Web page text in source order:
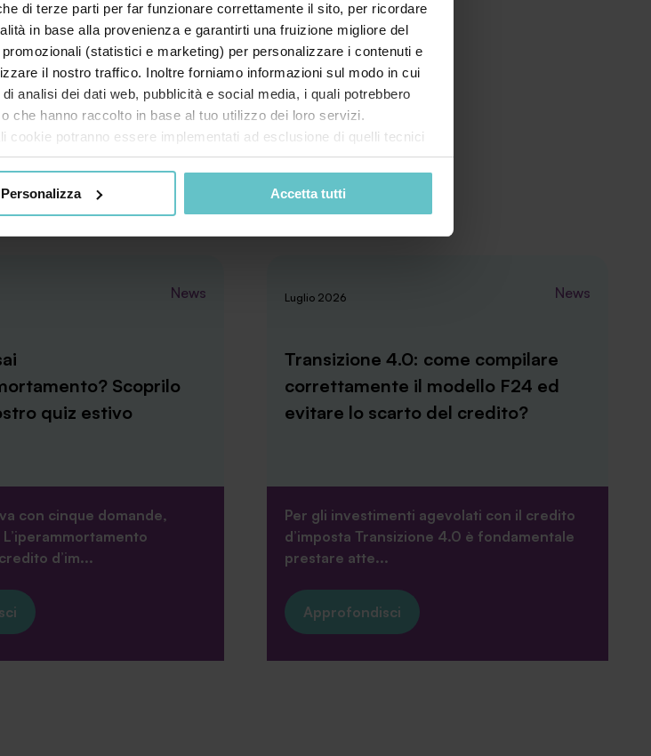
di terze parti per far funzionare correttamente il sito, per ricordare
in base alla provenienza e garantirti una fruizione migliore del
(statistici e marketing) per personalizzare i contenuti e
il nostro traffico. Inoltre forniamo informazioni sul modo in cui
analisi dei dati web, pubblicità e social media, i quali potrebbero
che hanno raccolto in base al tuo utilizzo dei loro servizi.
cookie potranno essere implementati ad esclusione di quelli tecnici
su “ACCETTA TUTTI” invece accetterai di implementare tutti i
sui Cookie" qui sopra.
Personalizza Accetta tutti
News
Scoprilo
quiz estivo
con cinque domande,
L’iperammortamento
d’im...
Luglio 2026 News
Transizione 4.0: come compilare
correttamente il modello F24 ed
evitare lo scarto del credito?
Per gli investimenti agevolati con il credito
d’imposta Transizione 4.0 è fondamentale
prestare atte...
Approfondisci